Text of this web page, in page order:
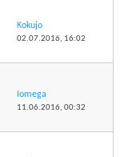
Kokujo
02.07.2016, 16:02
Iomega
11.06.2016, 00:32